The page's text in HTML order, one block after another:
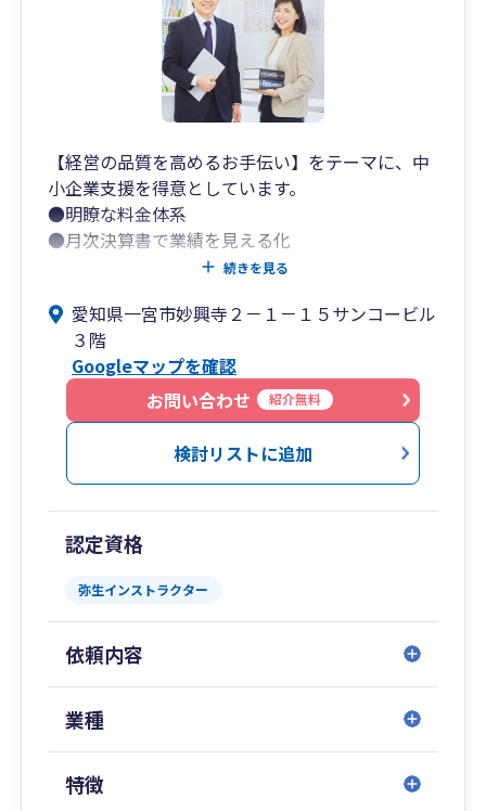
【経営の品質を高めるお手伝い】をテーマに、中
小企業支援を得意としています。
●明瞭な料金体系
●月次決算書で業績を見える化
●利益予測と納税予測
税理士の基本業務はもちろんのこと、この3つの
特長から多くのお客様にご支持いただいておりま
す。
料金はお客様の年商と面談回数により決まりま
す。
料金プランの詳細はさの会計の公式HPより、ご確
認いただけます。
新規開業・法人成りの方に向けては、会社設立サ
ービスも行っております。
司法書士と提携し、会社設立にかかる初期費用は
さの会計が負担する応援サービスもご用意してい
ます。
ぜひお気軽にご相談ください。
続きを見る
愛知県一宮市妙興寺２－１－１５サンコービル
３階
Googleマップを確認
お問い合わせ
紹介無料
検討リストに追加
認定資格
弥生インストラクター
依頼内容
業種
特徴